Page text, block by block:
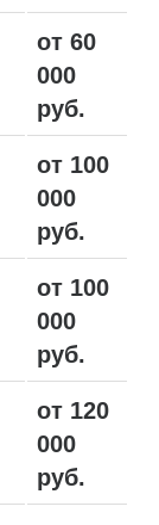
от 60
000
руб.
от 100
000
руб.
от 100
000
руб.
от 120
000
руб.